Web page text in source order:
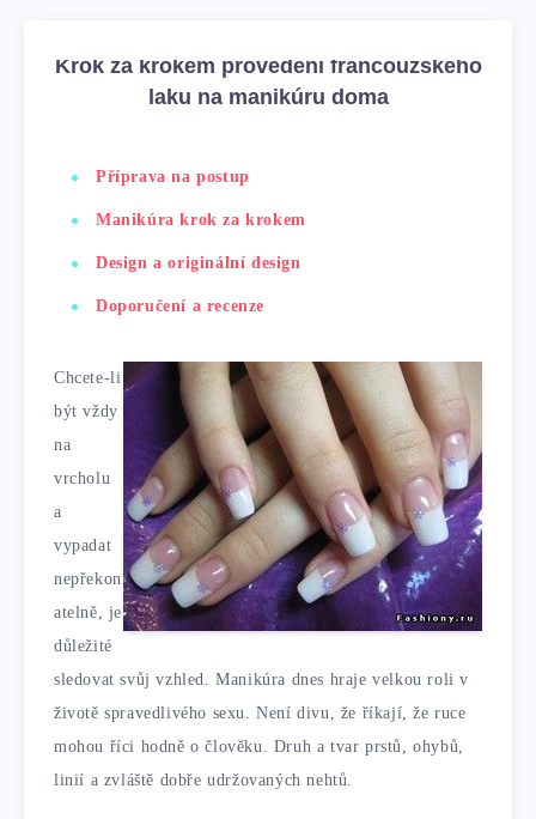
Krok za krokem provedení francouzského
laku na manikúru doma
Příprava na postup
Manikúra krok za krokem
Design a originální design
Doporučení a recenze
Chcete-li
být vždy
na
vrcholu
a
vypadat
nepřekon
atelně, je
důležité
sledovat svůj vzhled. Manikúra dnes hraje velkou roli v
životě spravedlivého sexu. Není divu, že říkají, že ruce
mohou říci hodně o člověku. Druh a tvar prstů, ohybů,
linií a zvláště dobře udržovaných nehtů.